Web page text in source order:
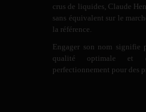
crus de liquides, Claude
sans équivalent sur le
la référence.
Engager son nom signifie
qualité optimale et
perfectionnement pour des